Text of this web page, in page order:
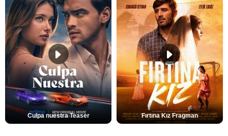
Culpa nuestra Teaser Fırtına Kız Fragman